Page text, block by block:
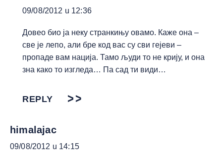
09/08/2012 u 12:36
Довео био ја неку странкињу овамо. Каже она –
све је лепо, али бре код вас су сви гејеви –
пропаде вам нација. Тамо људи то не крију, и она
зна како то изгледа… Па сад ти види…
REPLY
himalajac
09/08/2012 u 14:15